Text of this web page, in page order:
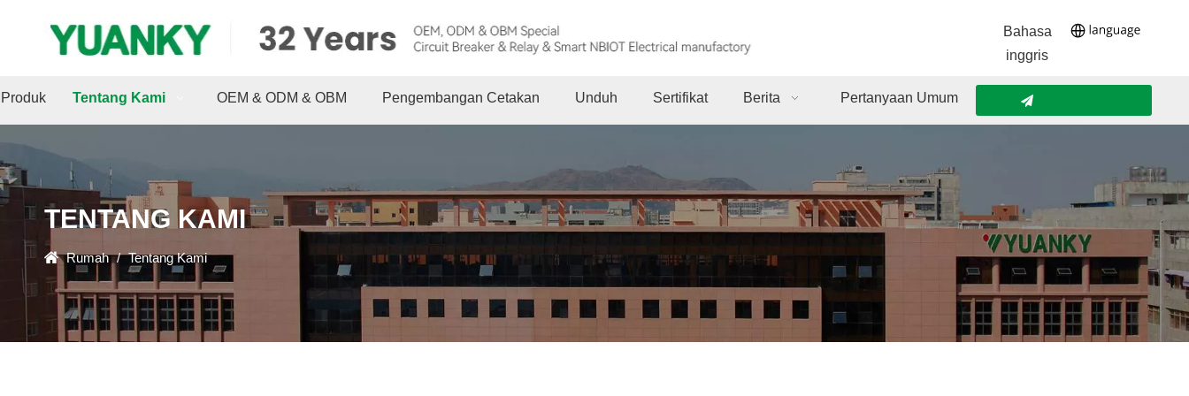
Bahasa
inggris
Produk Tentang Kami OEM & ODM & OBM Pengembangan Cetakan Unduh Sertifikat Berita Pertanyaan Umum Hubungi Kami
TENTANG KAMI
Rumah / Tentang Kami